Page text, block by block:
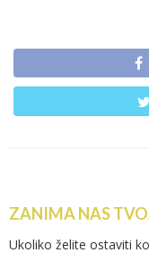
ZANIMA NAS
Ukoliko želite ostaviti